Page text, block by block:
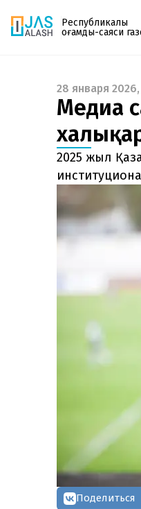
Республикалық
қоғамдық-саяси
Газетке жазылу
PDF форматтағы
поштаңызға алып
шыққан сәтте сізге
енгізіңіз, біз қалғанын
28 января
Медиа
2025 жыл
Поделиться